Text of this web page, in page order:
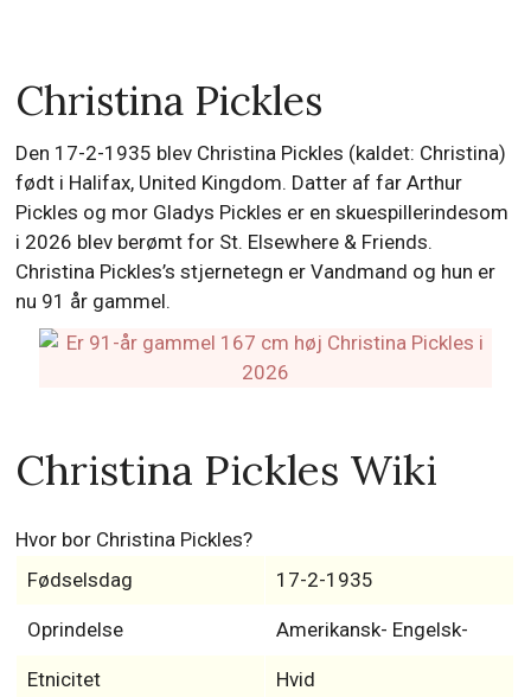
Christina Pickles
Den 17-2-1935 blev Christina Pickles (kaldet: Christina)
født i Halifax, United Kingdom. Datter af far Arthur
Pickles og mor Gladys Pickles er en skuespillerindesom
i 2026 blev berømt for St. Elsewhere & Friends.
Christina Pickles’s stjernetegn er Vandmand og hun er
nu 91 år gammel.
Christina Pickles Wiki
Hvor bor Christina Pickles?
Fødselsdag
17-2-1935
Oprindelse Amerikansk- Engelsk-
Etnicitet Hvid